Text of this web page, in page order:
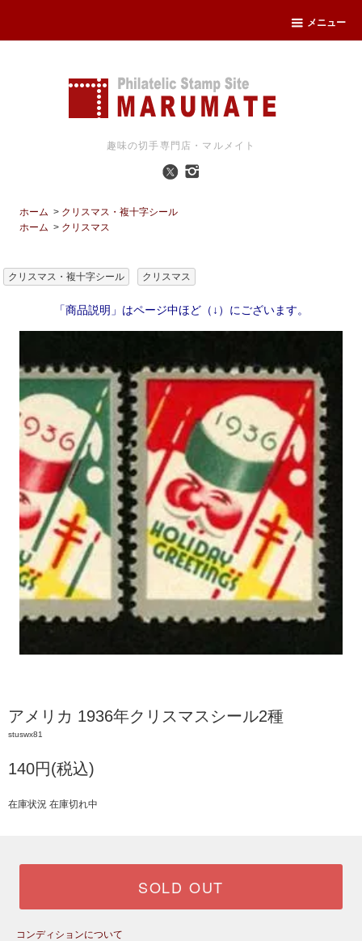
メニュー
趣味の切手専門店・マルメイト
ホーム > クリスマス・複十字シール
ホーム > クリスマス
クリスマス・複十字シール クリスマス
「商品説明」はページ中ほど（↓）にございます。
アメリカ 1936年クリスマスシール2種
stuswx81
140円(税込)
在庫状況 在庫切れ中
SOLD OUT
コンディションについて